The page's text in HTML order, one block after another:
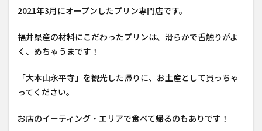
2021年3月にオープンしたプリン専門店です。
福井県産の材料にこだわったプリンは、滑らかで舌触りがよ
く、めちゃうまです！
「大本山永平寺」を観光した帰りに、お土産として買っちゃ
ってください。
お店のイーティング・エリアで食べて帰るのもありです！